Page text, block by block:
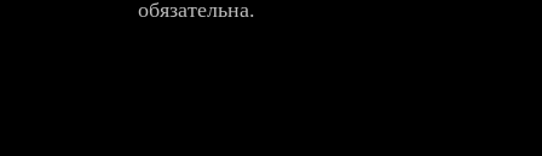
обязательна.